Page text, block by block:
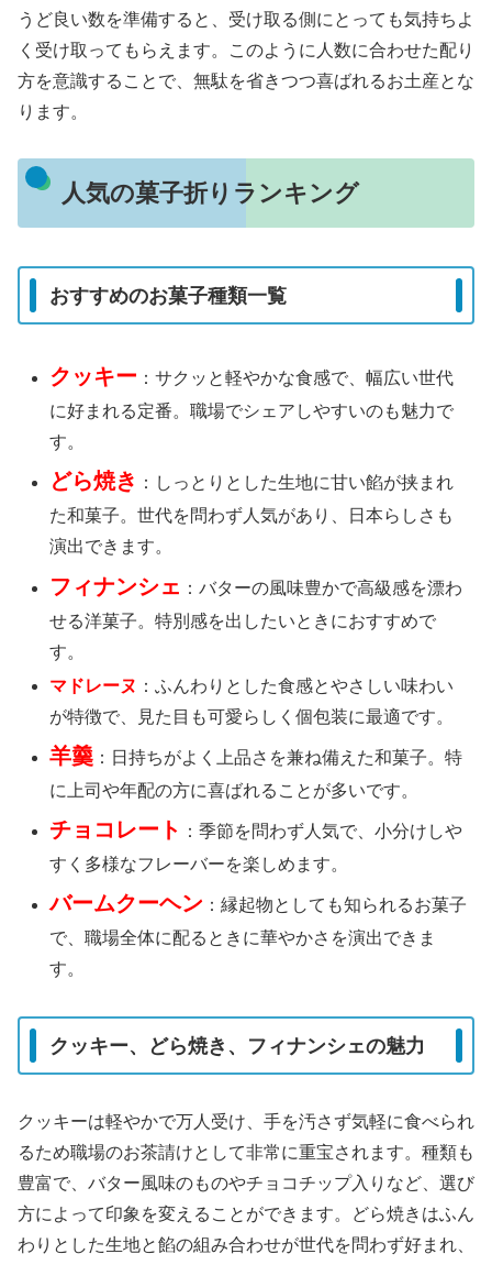
うど良い数を準備すると、受け取る側にとっても気持ちよ
く受け取ってもらえます。このように人数に合わせた配り
方を意識することで、無駄を省きつつ喜ばれるお土産とな
ります。
人気の菓子折りランキング
おすすめのお菓子種類一覧
クッキー ：サクッと軽やかな食感で、幅広い世代
に好まれる定番。職場でシェアしやすいのも魅力で
す。
どら焼き ：しっとりとした生地に甘い餡が挟まれ
た和菓子。世代を問わず人気があり、日本らしさも
演出できます。
フィナンシェ ：バターの風味豊かで高級感を漂わ
せる洋菓子。特別感を出したいときにおすすめで
す。
マドレーヌ ：ふんわりとした食感とやさしい味わい
が特徴で、見た目も可愛らしく個包装に最適です。
羊羹 ：日持ちがよく上品さを兼ね備えた和菓子。特
に上司や年配の方に喜ばれることが多いです。
チョコレート ：季節を問わず人気で、小分けしや
すく多様なフレーバーを楽しめます。
バームクーヘン ：縁起物としても知られるお菓子
で、職場全体に配るときに華やかさを演出できま
す。
クッキー、どら焼き、フィナンシェの魅力
クッキーは軽やかで万人受け、手を汚さず気軽に食べられ
るため職場のお茶請けとして非常に重宝されます。種類も
豊富で、バター風味のものやチョコチップ入りなど、選び
方によって印象を変えることができます。どら焼きはふん
わりとした生地と餡の組み合わせが世代を問わず好まれ、